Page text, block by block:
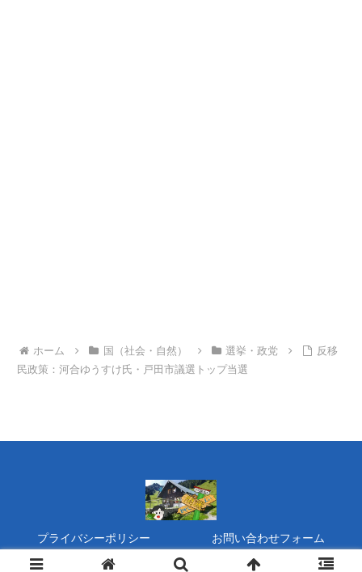
ホーム 国（社会・自然） 選挙・政党
反移
民政策：河合ゆうすけ氏・戸田市議選トップ当選
プライバシーポリシー お問い合わせフォーム
Copyright © 2020 タヌキの『開運』家族運営 All Rights Reserved.